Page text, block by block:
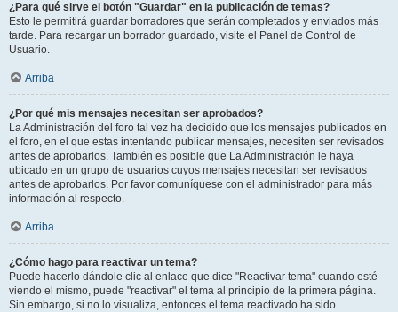
¿Para qué sirve el botón "Guardar" en la publicación de temas?
Esto le permitirá guardar borradores que serán completados y enviados más
tarde. Para recargar un borrador guardado, visite el Panel de Control de
Usuario.
Arriba
¿Por qué mis mensajes necesitan ser aprobados?
La Administración del foro tal vez ha decidido que los mensajes publicados en
el foro, en el que estas intentando publicar mensajes, necesiten ser revisados
antes de aprobarlos. También es posible que La Administración le haya
ubicado en un grupo de usuarios cuyos mensajes necesitan ser revisados
antes de aprobarlos. Por favor comuníquese con el administrador para más
información al respecto.
Arriba
¿Cómo hago para reactivar un tema?
Puede hacerlo dándole clic al enlace que dice "Reactivar tema" cuando esté
viendo el mismo, puede "reactivar" el tema al principio de la primera página.
Sin embargo, si no lo visualiza, entonces el tema reactivado ha sido